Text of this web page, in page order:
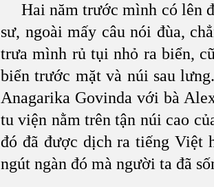
Hai năm trước mình có lên
sư, ngoài mấy câu nói đùa,
trưa mình rủ tụi nhỏ ra biển,
biển trước mặt và núi sau
Anagarika Govinda với bà
tu viện nằm trên tận núi cao
đó đã được dịch ra tiếng Việt
ngút ngàn đó mà người ta đã